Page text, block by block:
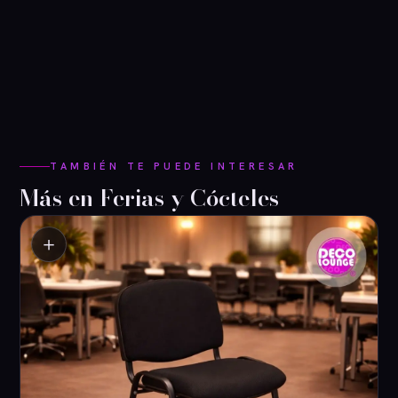
TAMBIÉN TE PUEDE INTERESAR
Más en Ferias y Cócteles
＋